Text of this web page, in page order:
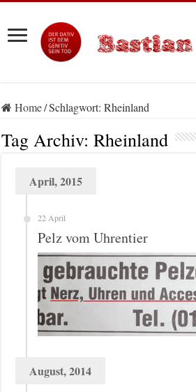
Home/Schlagwort:Rheinland
Tag Archiv:Rheinland
April, 2015
22 April
Pelz vom Uhrentier
August, 2014